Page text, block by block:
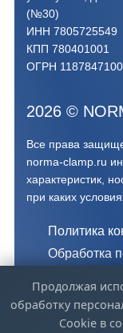
(№30)
ИНН 7805725549
КПП 780401001
ОГРН
2026 ©
Все права
norma-clamp.ru
характеристик,
при каких
Политика
Обработка
norma-clamp.ru -
Продолжая
обработку
Cookie в